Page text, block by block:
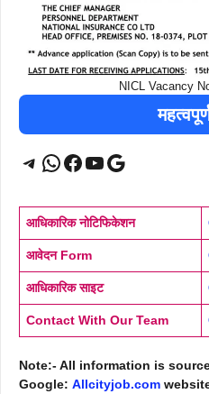
NICL Vacancy
Telegram
WhatsApp
Facebook
YouTube
Google
आधिकारिक नोटिफिकेशन
आवेदन Form
आधिकारिक साइट
Contact With Our Team
Note:- All information is
Google: Allcityjob.com